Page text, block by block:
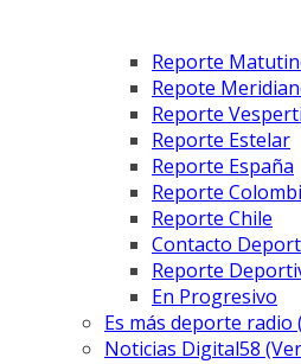
Reporte
Repote
Reporte
Reporte Estelar
Reporte España
Reporte
Reporte Chile
Contacto
Reporte
En Progresivo
Es más deporte radio
Noticias Digital58